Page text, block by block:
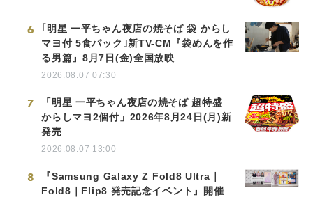
6
｢明星 一平ちゃん夜店の焼そば 袋 からし
マヨ付 5食パック｣新TV-CM『袋めんを作
る男篇』8月7日(金)全国放映
2026.08.07 07:30
7
「明星 一平ちゃん夜店の焼そば 超特盛
からしマヨ2個付」2026年8月24日(月)新
発売
2026.08.07 13:00
8
『Samsung Galaxy Z Fold8 Ultra｜
Fold8｜Flip8 発売記念イベント』開催